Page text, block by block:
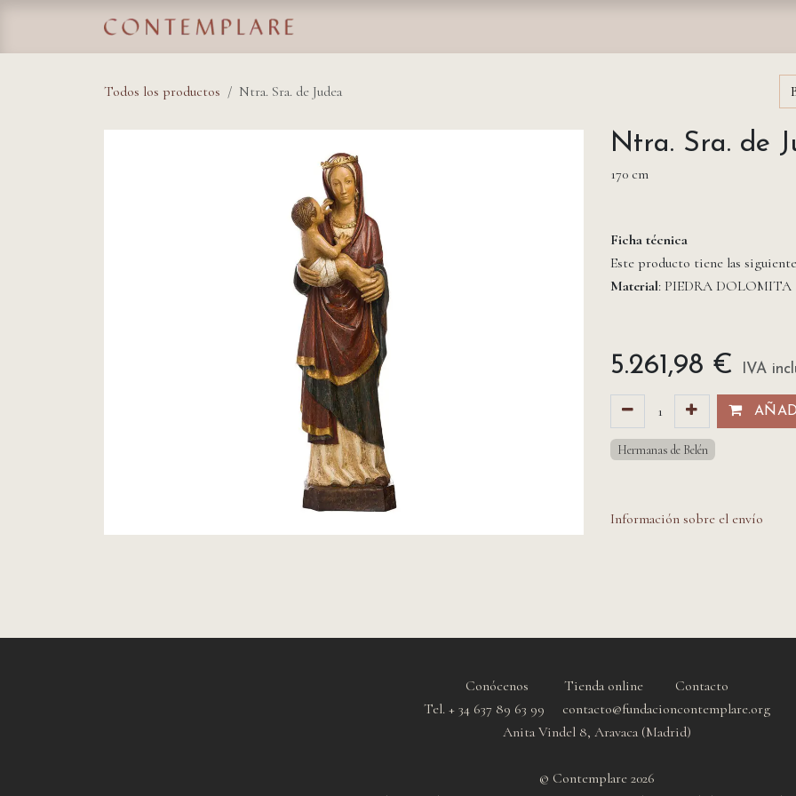
Todos los productos Ntra. Sra. de Judea
Ntra. Sra. de
170 cm
Ficha técnica
Este producto tiene las
Material: PIEDRA DOLOMITA
5.261,98 € IVA
Hermanas de Belén
Información sobre el envío
Conócenos Tienda online
Contacto
Tel. + 34 637 89 63 99 contacto@fundacioncontemplare.org
Anita Vindel 8, Aravaca (Madrid)
© Contemplare 2026